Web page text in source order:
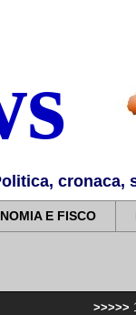
E FISCO
12 agosto.